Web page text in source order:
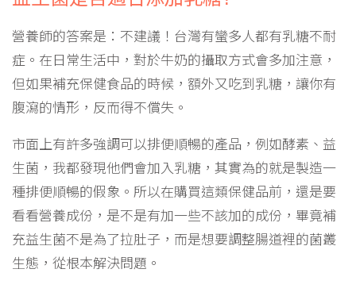
營養師的答案是：不建議！台灣有蠻多人都有乳糖不耐
症。在日常生活中，對於牛奶的攝取方式會多加注意，
但如果補充保健食品的時候，額外又吃到乳糖，讓你有
腹瀉的情形，反而得不償失。
市面上有許多強調可以排便順暢的產品，例如酵素、益
生菌，我都發現他們會加入乳糖，其實為的就是製造一
種排便順暢的假象。所以在購買這類保健品前，還是要
看看營養成份，是不是有加一些不該加的成份，畢竟補
充益生菌不是為了拉肚子，而是想要調整腸道裡的菌叢
生態，從根本解決問題。